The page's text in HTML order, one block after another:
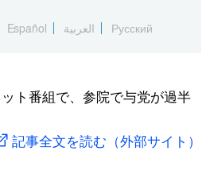
Español العربية Русский
ト番組で、参院で与党が過半
記事全文を読む（外部サイト）